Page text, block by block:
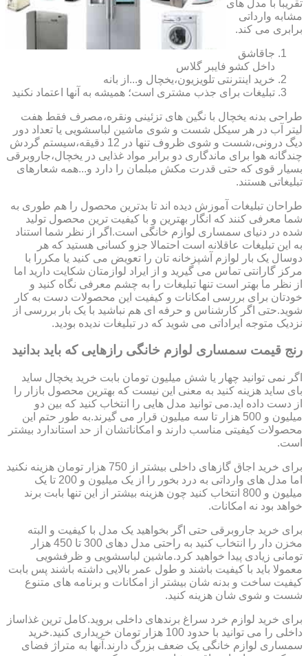
تقریبا با مدل های
مشابه وارداتی
برابری می کند.
جاقاشق
داخل کشو فایبر گلاس
خرید اینترنتی تلویزیون،یخچال و...از بانه
تبلیغات برای جذب مشتری است؛ همیشه به آنها اعتماد نکنید
طراحی بدنه یخچال با نگین های تزئینی ونقره،مصرف فقط هفت
لیتر آب در هر سیکل شست و شوی ماشین لباسشویی یا تعداد دور
دیگ درونی،شست و شوی ظروف تنها در 12 دقیقه،سیستم گردش
چندگانه هوا برای ماندگاری دو برابر مواد غذایی در یخچال،جاروبرقی
بسیار قوی که حتی قدرت مکش مبلمان را دارد و...همه شعارهای
تبلیغاتی هستند.
طراحان تبلیغات آموزش دیده اند تا بدترین محصول را هم طوری به
شما معرفی کنند که انگار بهترین و با کیفیت ترین محصول تولید
شده در دنیای سمساری لوازم خانگی است.اگر از نظر شما استناد
به این تبلیغات عاقلانه است احتمالا جزو کسانی هستید که هر
دوسال یک بار لوازم آشپزخانه تان را تعویض می کنید یا مکررا با
مرکز گارانتی تماس می گیرید و از ایراد لوازمتان شکایت دارید اما
از نظر ما بهتر است تنها تبلیغات را به چشم معرفی نگاه کنید و
خودتان برای بررسی امکانات و کیفیت این محصولات دست به کار
شوید.حتی اگر کارشناس و حرفه ای هم نباشید با یک بار بررسی از
نزدیک متوجه ایراداتی می شوید که در تبلیغات ندیده بودید.
رنج قیمت سمساری لوازم خانگی رازهایی که باید بدانید
اگر نمی توانید چهار یا شش میلیون تومان بابت خرید یخچال ساید
بای ساید هزینه کنید به معنی این نیست که بهترین محصول بازار را
از دست داده اید.می توانید مدل هایی را انتخاب کنید که بین دو
میلیون و 500 هزار تا سه میلیون قرار می گیرند.به طور حتم این
محصولات کیفیتی مناسب دارند و امکاناتشان از حد استاندارد بیشتر
است.
برای خرید اجاق گازهای داخلی بیشتر از 750 هزار تومان هزینه نکنید
اما مدل های وارداتی به درد بخور را از یک میلیون و 200 تا یک
میلیون و 800 انتخاب کنید چون هزینه بیشتر از این تنها بابت برند
خواهد بود نه امکانات.
برای خرید جاروبرقی حتی اگر بخواهید یک مدل با کیفیت و البته
مخزن دار را انتخاب کنید به راحتی مدل دهای 300 تا 450 هزار
تومانی زیادی پیدا خواهید کرد.ماشین لباسشویی و ظرفشویی
معمولا باید با کیفیت باشند و طول عمر بالایی داشته باشند پس بابت
کیفیت ساخت و بدنه شان بیشتر از امکانات و برنامه های متنوع
شست و شوی شان هزینه کنید.
برای خرید لوازم خرد سراغ برندهای داخلی بروید.کامل ترین غذاساز
داخلی را می توانید با حدود 100 هزار تومان خریداری کنید.خرید
سمساری لوازم خانگی یک ضعف بزرگ دارند.آنها به متراژ فضای